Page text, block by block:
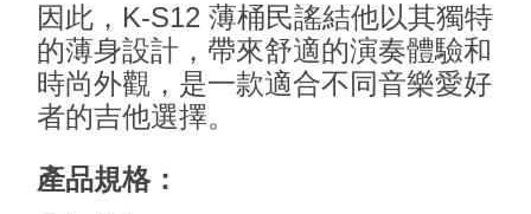
因此，K-S12 薄桶民謠結他以其獨特
的薄身設計，帶來舒適的演奏體驗和
時尚外觀，是一款適合不同音樂愛好
者的吉他選擇。
產品規格：